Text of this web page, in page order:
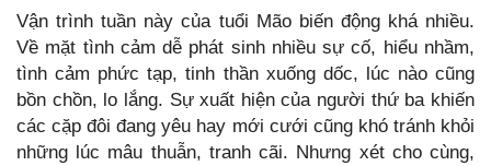
Vận trình tuần này của tuổi Mão biến động khá nhiều.
Về mặt tình cảm dễ phát sinh nhiều sự cố, hiểu nhầm,
tình cảm phức tạp, tinh thần xuống dốc, lúc nào cũng
bồn chồn, lo lắng. Sự xuất hiện của người thứ ba khiến
các cặp đôi đang yêu hay mới cưới cũng khó tránh khỏi
những lúc mâu thuẫn, tranh cãi. Nhưng xét cho cùng,